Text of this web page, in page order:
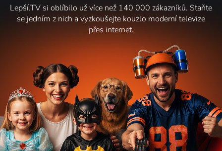
Lepší.TV si oblíbilo už více než 140 000 zákazníků. Staňte
se jedním z nich a vyzkoušejte kouzlo moderní televize
přes internet.